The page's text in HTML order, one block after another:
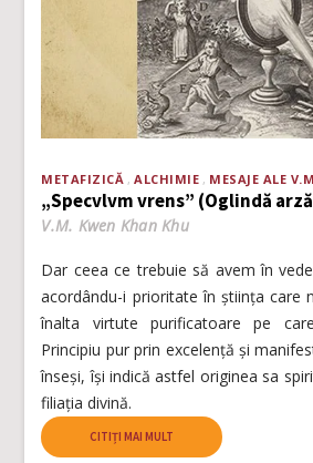
METAFIZICĂ ALCHIMIE MESAJE ALE
„Specvlvm vrens” (Oglindă
V.M. Kwen Khan Khu
Dar ceea ce trebuie să avem în
acordându-i prioritate în știința care
înalta virtute purificatoare pe
Principiu pur prin excelență și
înseși, își indică astfel originea sa
filiația divină.
CITIȚI MAI MULT